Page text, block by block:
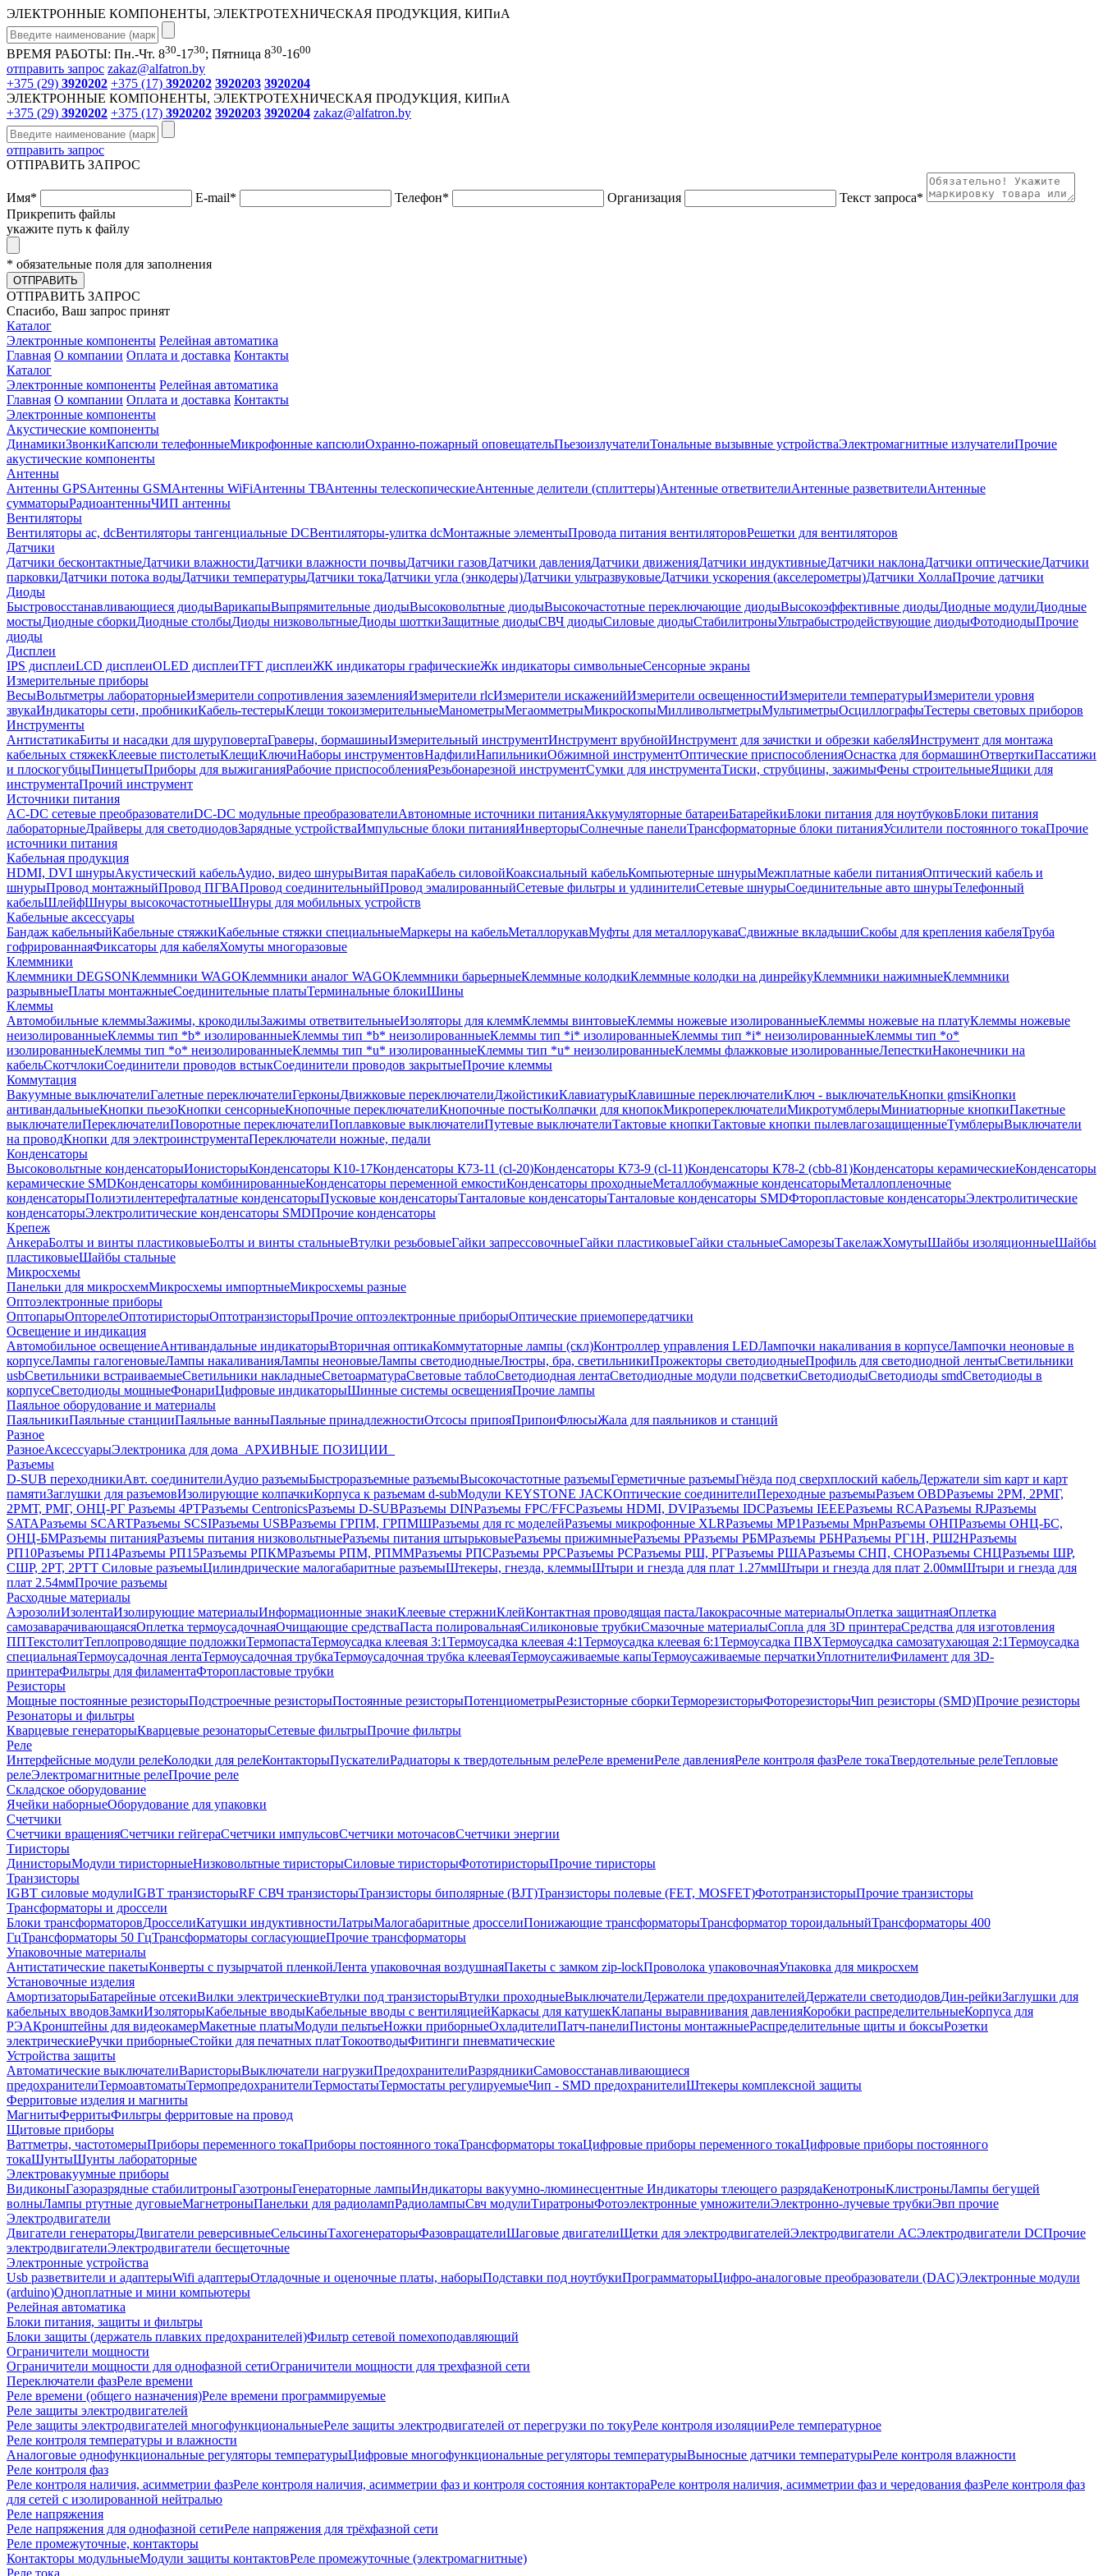
ЭЛЕКТРОННЫЕ КОМПОНЕНТЫ, ЭЛЕКТРОТЕХНИЧЕСКАЯ ПРОДУКЦИЯ, КИПиА
ВРЕМЯ РАБОТЫ: Пн.-Чт. 830-1730; Пятница 830-1600
отправить запрос zakaz@alfatron.by
+375 (29) 3920202 +375 (17) 3920202 3920203 3920204
ЭЛЕКТРОННЫЕ КОМПОНЕНТЫ, ЭЛЕКТРОТЕХНИЧЕСКАЯ ПРОДУКЦИЯ, КИПиА
+375 (29) 3920202 +375 (17) 3920202 3920203 3920204 zakaz@alfatron.by
отправить запрос
ОТПРАВИТЬ ЗАПРОС
Имя* E-mail* Телефон* Организация Текст запроса*
Прикрепить файлы
укажите путь к файлу
* обязательные поля для заполнения
ОТПРАВИТЬ
ОТПРАВИТЬ ЗАПРОС
Спасибо, Ваш запрос принят
Каталог
Электронные компоненты Релейная автоматика
Главная О компании Оплата и доставка Контакты
Каталог
Электронные компоненты Релейная автоматика
Главная О компании Оплата и доставка Контакты
Электронные компоненты
Акустические компоненты
ДинамикиЗвонкиКапсюли телефонныеМикрофонные капсюлиОхранно-пожарный оповещательПьезоизлучателиТональные вызывные устройстваЭлектромагнитные излучателиПрочие
акустические компоненты
Антенны
Антенны GPSАнтенны GSMАнтенны WiFiАнтенны ТВАнтенны телескопическиеАнтенные делители (сплиттеры)Антенные ответвителиАнтенные разветвителиАнтенные
сумматорыРадиоантенныЧИП антенны
Вентиляторы
Вентиляторы ac, dcВентиляторы тангенциальные DCВентиляторы-улитка dcМонтажные элементыПровода питания вентиляторовРешетки для вентиляторов
Датчики
Датчики бесконтактныеДатчики влажностиДатчики влажности почвыДатчики газовДатчики давленияДатчики движенияДатчики индуктивныеДатчики наклонаДатчики оптическиеДатчики
парковкиДатчики потока водыДатчики температурыДатчики токаДатчики угла (энкодеры)Датчики ультразвуковыеДатчики ускорения (акселерометры)Датчики ХоллаПрочие датчики
Диоды
Быстровосстанавливающиеся диодыВарикапыВыпрямительные диодыВысоковольтные диодыВысокочастотные переключающие диодыВысокоэффективные диодыДиодные модулиДиодные
мостыДиодные сборкиДиодные столбыДиоды низковольтныеДиоды шотткиЗащитные диодыСВЧ диодыСиловые диодыСтабилитроныУльтрабыстродействующие диодыФотодиодыПрочие
диоды
Дисплеи
IPS дисплеиLCD дисплеиOLED дисплеиTFT дисплеиЖК индикаторы графическиеЖк индикаторы символьныеСенсорные экраны
Измерительные приборы
ВесыВольтметры лабораторныеИзмерители сопротивления заземленияИзмерители rlcИзмерители искаженийИзмерители освещенностиИзмерители температурыИзмерители уровня
звукаИндикаторы сети, пробникиКабель-тестерыКлещи токоизмерительныеМанометрыМегаомметрыМикроскопыМилливольтметрыМультиметрыОсциллографыТестеры световых приборов
Инструменты
АнтистатикаБиты и насадки для шуруповертаГраверы, бормашиныИзмерительный инструментИнструмент врубнойИнструмент для зачистки и обрезки кабеляИнструмент для монтажа
кабельных стяжекКлеевые пистолетыКлещиКлючиНаборы инструментовНадфилиНапильникиОбжимной инструментОптические приспособленияОснастка для бормашинОтверткиПассатижи
и плоскогубцыПинцетыПриборы для выжиганияРабочие приспособленияРезьбонарезной инструментСумки для инструментаТиски, струбцины, зажимыФены строительныеЯщики для
инструментаПрочий инструмент
Источники питания
AC-DC сетевые преобразователиDC-DC модульные преобразователиАвтономные источники питанияАккумуляторные батареиБатарейкиБлоки питания для ноутбуковБлоки питания
лабораторныеДрайверы для светодиодовЗарядные устройстваИмпульсные блоки питанияИнверторыСолнечные панелиТрансформаторные блоки питанияУсилители постоянного токаПрочие
источники питания
Кабельная продукция
HDMI, DVI шнурыАкустический кабельАудио, видео шнурыВитая параКабель силовойКоаксиальный кабельКомпьютерные шнурыМежплатные кабели питанияОптический кабель и
шнурыПровод монтажныйПровод ПГВАПровод соединительныйПровод эмалированныйСетевые фильтры и удлинителиСетевые шнурыСоединительные авто шнурыТелефонный
кабельШлейфШнуры высокочастотныеШнуры для мобильных устройств
Кабельные аксессуары
Бандаж кабельныйКабельные стяжкиКабельные стяжки специальныеМаркеры на кабельМеталлорукавМуфты для металлорукаваСдвижные вкладышиСкобы для крепления кабеляТруба
гофрированнаяФиксаторы для кабеляХомуты многоразовые
Клеммники
Клеммники DEGSONКлеммники WAGOКлеммники аналог WAGOКлеммники барьерныеКлеммные колодкиКлеммные колодки на динрейкуКлеммники нажимныеКлеммники
разрывныеПлаты монтажныеСоединительные платыТерминальные блокиШины
Клеммы
Автомобильные клеммыЗажимы, крокодилыЗажимы ответвительныеИзоляторы для клеммКлеммы винтовыеКлеммы ножевые изолированныеКлеммы ножевые на платуКлеммы ножевые
неизолированныеКлеммы тип *b* изолированныеКлеммы тип *b* неизолированныеКлеммы тип *i* изолированныеКлеммы тип *i* неизолированныеКлеммы тип *o*
изолированныеКлеммы тип *o* неизолированныеКлеммы тип *u* изолированныеКлеммы тип *u* неизолированныеКлеммы флажковые изолированныеЛепесткиНаконечники на
кабельСкотчлокиСоединители проводов встыкСоединители проводов закрытыеПрочие клеммы
Коммутация
Вакуумные выключателиГалетные переключателиГерконыДвижковые переключателиДжойстикиКлавиатурыКлавишные переключателиКлюч - выключательКнопки gmsiКнопки
антивандальныеКнопки пьезоКнопки сенсорныеКнопочные переключателиКнопочные постыКолпачки для кнопокМикропереключателиМикротумблерыМиниатюрные кнопкиПакетные
выключателиПереключателиПоворотные переключателиПоплавковые выключателиПутевые выключателиТактовые кнопкиТактовые кнопки пылевлагозащищенныеТумблерыВыключатели
на проводКнопки для электроинструментаПереключатели ножные, педали
Конденсаторы
Высоковольтные конденсаторыИонисторыКонденсаторы К10-17Конденсаторы К73-11 (cl-20)Конденсаторы К73-9 (cl-11)Конденсаторы К78-2 (cbb-81)Конденсаторы керамическиеКонденсаторы
керамические SMDКонденсаторы комбинированныеКонденсаторы переменной емкостиКонденсаторы проходныеМеталлобумажные конденсаторыМеталлопленочные
конденсаторыПолиэтилентерефталатные конденсаторыПусковые конденсаторыТанталовые конденсаторыТанталовые конденсаторы SMDФторопластовые конденсаторыЭлектролитические
конденсаторыЭлектролитические конденсаторы SMDПрочие конденсаторы
Крепеж
АнкераБолты и винты пластиковыеБолты и винты стальныеВтулки резьбовыеГайки запрессовочныеГайки пластиковыеГайки стальныеСаморезыТакелажХомутыШайбы изоляционныеШайбы
пластиковыеШайбы стальные
Микросхемы
Панельки для микросхемМикросхемы импортныеМикросхемы разные
Оптоэлектронные приборы
ОптопарыОпторелеОптотиристорыОптотранзисторыПрочие оптоэлектронные приборыОптические приемопередатчики
Освещение и индикация
Автомобильное освещениеАнтивандальные индикаторыВторичная оптикаКоммутаторные лампы (скл)Контроллер управления LEDЛампочки накаливания в корпусеЛампочки неоновые в
корпусеЛампы галогеновыеЛампы накаливанияЛампы неоновыеЛампы светодиодныеЛюстры, бра, светильникиПрожекторы светодиодныеПрофиль для светодиодной лентыСветильники
usbСветильники встраиваемыеСветильники накладныеСветоарматураСветовые таблоСветодиодная лентаСветодиодные модули подсветкиСветодиодыСветодиоды smdСветодиоды в
корпусеСветодиоды мощныеФонариЦифровые индикаторыШинные системы освещенияПрочие лампы
Паяльное оборудование и материалы
ПаяльникиПаяльные станцииПаяльные ванныПаяльные принадлежностиОтсосы припояПрипоиФлюсыЖала для паяльников и станций
Разное
РазноеАксессуарыЭлектроника для дома _АРХИВНЫЕ ПОЗИЦИИ_
Разъемы
D-SUB переходникиАвт. соединителиАудио разъемыБыстроразъемные разъемыВысокочастотные разъемыГерметичные разъемыГнёзда под сверхплоский кабельДержатели sim карт и карт
памятиЗаглушки для разъемовИзолирующие колпачкиКорпуса к разъемам d-subМодули KEYSTONE JACKОптические соединителиПереходные разъемыРазъем OBDРазъемы 2РМ, 2РМГ,
2РМТ, РМГ, ОНЦ-РГ Разъемы 4РТРазъемы CentronicsРазъемы D-SUBРазъемы DINРазъемы FPC/FFCРазъемы HDMI, DVIРазъемы IDCРазъемы IEEEРазъемы RCAРазъемы RJРазъемы
SATAРазъемы SCARTРазъемы SCSIРазъемы USBРазъемы ГРПM, ГРПМШРазъемы для rc моделейРазъемы микрофонные XLRРазъемы МР1Разъемы МрнРазъемы ОНПРазъемы ОНЦ-БС,
ОНЦ-БМРазъемы питанияРазъемы питания низковольтныеРазъемы питания штырьковыеРазъемы прижимныеРазъемы РРазъемы РБМРазъемы РБНРазъемы РГ1Н, РШ2НРазъемы
РП10Разъемы РП14Разъемы РП15Разъемы РПКМРазъемы РПМ, РПММРазъемы РПСРазъемы РРСРазъемы РСРазъемы РШ, РГРазъемы РШАРазъемы СНП, СНОРазъемы СНЦРазъемы ШР,
СШР, 2РТ, 2РТТ Силовые разъемыЦилиндрические малогабаритные разъемыШтекеры, гнезда, клеммыШтыри и гнезда для плат 1.27ммШтыри и гнезда для плат 2.00ммШтыри и гнезда для
плат 2.54ммПрочие разъемы
Расходные материалы
АэрозолиИзолентаИзолирующие материалыИнформационные знакиКлеевые стержниКлейКонтактная проводящая пастаЛакокрасочные материалыОплетка защитнаяОплетка
самозаварачивающаясяОплетка термоусадочнаяОчищающие средстваПаста полировальнаяСиликоновые трубкиСмазочные материалыСопла для 3D принтераСредства для изготовления
ППТекстолитТеплопроводящие подложкиТермопастаТермоусадка клеевая 3:1Термоусадка клеевая 4:1Термоусадка клеевая 6:1Термоусадка ПВХТермоусадка самозатухающая 2:1Термоусадка
специальнаяТермоусадочная лентаТермоусадочная трубкаТермоусадочная трубка клееваяТермоусаживаемые капыТермоусаживаемые перчаткиУплотнителиФиламент для 3D-
принтераФильтры для филаментаФторопластовые трубки
Резисторы
Мощные постоянные резисторыПодстроечные резисторыПостоянные резисторыПотенциометрыРезисторные сборкиТерморезисторыФоторезисторыЧип резисторы (SMD)Прочие резисторы
Резонаторы и фильтры
Кварцевые генераторыКварцевые резонаторыСетевые фильтрыПрочие фильтры
Реле
Интерфейсные модули релеКолодки для релеКонтакторыПускателиРадиаторы к твердотельным релеРеле времениРеле давленияРеле контроля фазРеле токаТвердотельные релеТепловые
релеЭлектромагнитные релеПрочие реле
Складское оборудование
Ячейки наборныеОборудование для упаковки
Счетчики
Счетчики вращенияСчетчики гейгераСчетчики импульсовСчетчики моточасовСчетчики энергии
Тиристоры
ДинисторыМодули тиристорныеНизковольтные тиристорыСиловые тиристорыФототиристорыПрочие тиристоры
Транзисторы
IGBT силовые модулиIGBT транзисторыRF СВЧ транзисторыТранзисторы биполярные (BJT)Транзисторы полевые (FET, MOSFET)ФототранзисторыПрочие транзисторы
Трансформаторы и дроссели
Блоки трансформаторовДросселиКатушки индуктивностиЛатрыМалогабаритные дросселиПонижающие трансформаторыТрансформатор тороидальныйТрансформаторы 400
ГцТрансформаторы 50 ГцТрансформаторы согласующиеПрочие трансформаторы
Упаковочные материалы
Антистатические пакетыКонверты с пузырчатой пленкойЛента упаковочная воздушнаяПакеты с замком zip-lockПроволока упаковочнаяУпаковка для микросхем
Установочные изделия
АмортизаторыБатарейные отсекиВилки электрическиеВтулки под транзисторыВтулки проходныеВыключателиДержатели предохранителейДержатели светодиодовДин-рейкиЗаглушки для
кабельных вводовЗамкиИзоляторыКабельные вводыКабельные вводы с вентиляциейКаркасы для катушекКлапаны выравнивания давленияКоробки распределительныеКорпуса для
РЭАКронштейны для видеокамерМакетные платыМодули пельтьеНожки приборныеОхладителиПатч-панелиПистоны монтажныеРаспределительные щиты и боксыРозетки
электрическиеРучки приборныеСтойки для печатных платТокоотводыФитинги пневматические
Устройства защиты
Автоматические выключателиВаристорыВыключатели нагрузкиПредохранителиРазрядникиСамовосстанавливающиеся
предохранителиТермоавтоматыТермопредохранителиТермостатыТермостаты регулируемыеЧип - SMD предохранителиШтекеры комплексной защиты
Ферритовые изделия и магниты
МагнитыФерритыФильтры ферритовые на провод
Щитовые приборы
Ваттметры, частотомерыПриборы переменного токаПриборы постоянного токаТрансформаторы токаЦифровые приборы переменного токаЦифровые приборы постоянного
токаШунтыШунты лабораторные
Электровакуумные приборы
ВидиконыГазоразрядные стабилитроныГазотроныГенераторные лампыИндикаторы вакуумно-люминесцентные Индикаторы тлеющего разрядаКенотроныКлистроныЛампы бегущей
волныЛампы ртутные дуговыеМагнетроныПанельки для радиолампРадиолампыСвч модулиТиратроныФотоэлектронные умножителиЭлектронно-лучевые трубкиЭвп прочие
Электродвигатели
Двигатели генераторыДвигатели реверсивныеСельсиныТахогенераторыФазовращателиШаговые двигателиЩетки для электродвигателейЭлектродвигатели ACЭлектродвигатели DCПрочие
электродвигателиЭлектродвигатели бесщеточные
Электронные устройства
Usb разветвители и адаптерыWifi адаптерыОтладочные и оценочные платы, наборыПодставки под ноутбукиПрограмматорыЦифро-аналоговые преобразователи (DAC)Электронные модули
(arduino)Одноплатные и мини компьютеры
Релейная автоматика
Блоки питания, защиты и фильтры
Блоки защиты (держатель плавких предохранителей)Фильтр сетевой помехоподавляющий
Ограничители мощности
Ограничители мощности для однофазной сетиОграничители мощности для трехфазной сети
Переключатели фазРеле времени
Реле времени (общего назначения)Реле времени программируемые
Реле защиты электродвигателей
Реле защиты электродвигателей многофункциональныеРеле защиты электродвигателей от перегрузки по токуРеле контроля изоляцииРеле температурное
Реле контроля температуры и влажности
Аналоговые однофункциональные регуляторы температурыЦифровые многофункциональные регуляторы температурыВыносные датчики температурыРеле контроля влажности
Реле контроля фаз
Реле контроля наличия, асимметрии фазРеле контроля наличия, асимметрии фаз и контроля состояния контактораРеле контроля наличия, асимметрии фаз и чередования фазРеле контроля фаз
для сетей с изолированной нейтралью
Реле напряжения
Реле напряжения для однофазной сетиРеле напряжения для трёхфазной сети
Реле промежуточные, контакторы
Контакторы модульныеМодули защиты контактовРеле промежуточные (электромагнитные)